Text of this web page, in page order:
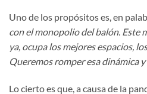
Uno de los propósitos es, en
con el monopolio del balón. Este
ya, ocupa los mejores espacios,
Queremos romper esa dinámica
Lo cierto es que, a causa de la